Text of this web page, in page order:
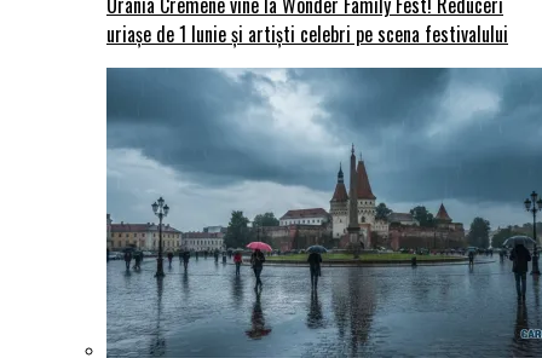
uriașe de 1 Iunie și artiști celebri pe scena festivalului